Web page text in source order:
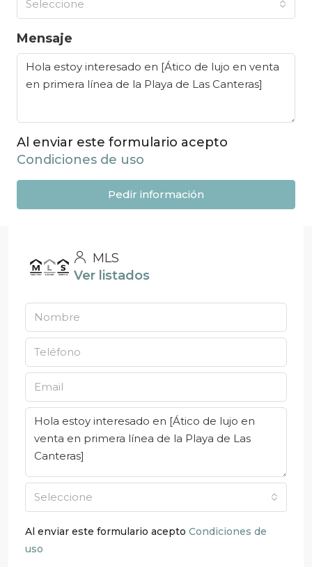
Seleccione
Mensaje
Al enviar este formulario acepto
Condiciones de uso
Pedir información
MLS
Ver listados
Seleccione
Al enviar este formulario acepto Condiciones de
uso